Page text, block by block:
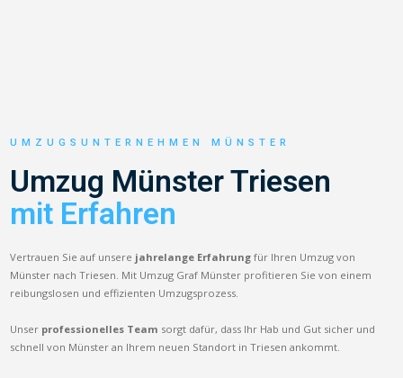
UMZUGSUNTERNEHMEN MÜNSTER
Umzug Münster Triesen
mit Erfahren
Vertrauen Sie auf unsere jahrelange Erfahrung für Ihren Umzug von
Münster nach Triesen. Mit Umzug Graf Münster profitieren Sie von einem
reibungslosen und effizienten Umzugsprozess.
Unser professionelles Team sorgt dafür, dass Ihr Hab und Gut sicher und
schnell von Münster an Ihrem neuen Standort in Triesen ankommt.